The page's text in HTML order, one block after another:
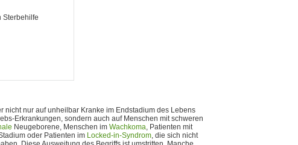
Sterbehilfe
nicht nur auf unheilbar Kranke im Endstadium des Lebens
Erkrankungen, sondern auch auf Menschen mit schweren
Neugeborene, Menschen im Wachkoma, Patienten mit
oder Patienten im Locked-in-Syndrom, die sich nicht